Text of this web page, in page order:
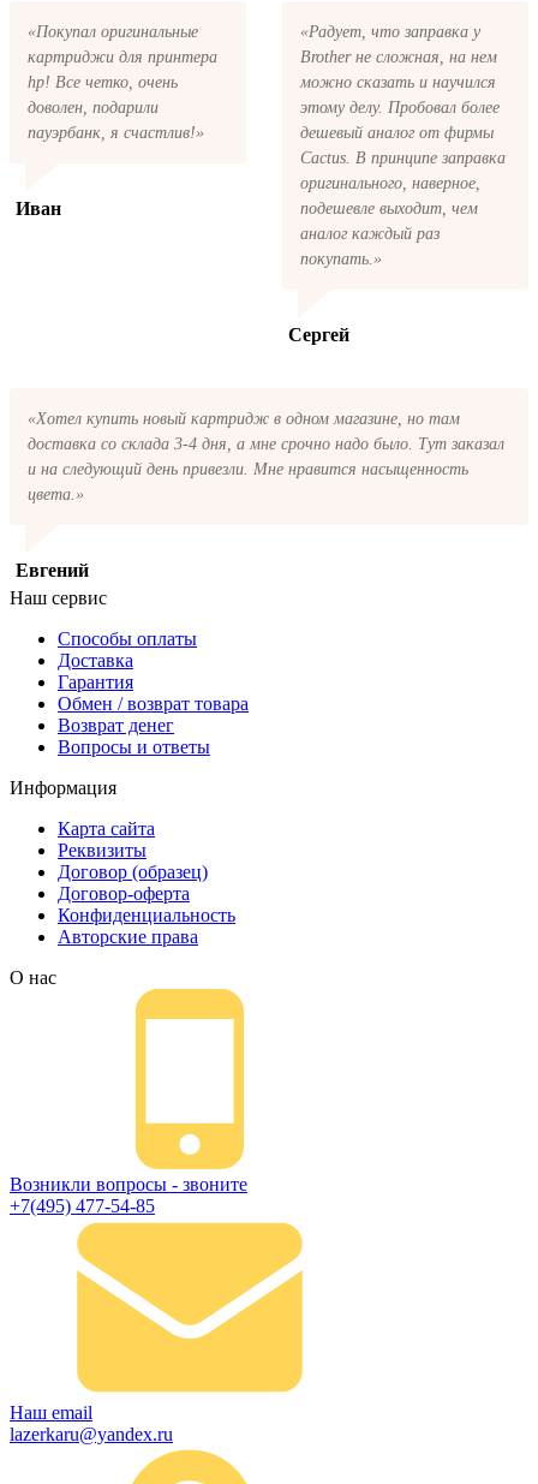
чтобы оформить доставку. Если вы не
получили письмо с копией заказа,
пожалуйста, свяжитесь с нами через сервис
обратная связь, или позвоните.
«Покупал оригинальные
картриджи для принтера
hp! Все четко, очень
доволен, подарили
пауэрбанк, я счастлив!»
Иван
«Радует, что заправка у
Brother не сложная, на нем
можно сказать и научился
этому делу. Пробовал более
дешевый аналог от фирмы
Cactus. В принципе заправка
оригинального, наверное,
подешевле выходит, чем
аналог каждый раз
покупать.»
Сергей
«Хотел купить новый картридж в одном магазине, но там
доставка со склада 3-4 дня, а мне срочно надо было. Тут заказал
и на следующий день привезли. Мне нравится насыщенность
цвета.»
Евгений
Наш сервис
Способы оплаты
Доставка
Гарантия
Обмен / возврат товара
Возврат денег
Вопросы и ответы
Информация
Карта сайта
Реквизиты
Договор (образец)
Договор-оферта
Конфиденциальность
Авторские права
О нас
Возникли вопросы - звоните
+7(495) 477-54-85
Наш email
lazerkaru@yandex.ru